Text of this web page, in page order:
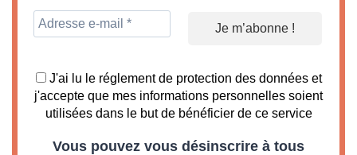
J'ai lu le réglement de protection des données et
j'accepte que mes informations personnelles soient
utilisées dans le but de bénéficier de ce service
Vous pouvez vous désinscrire à tous